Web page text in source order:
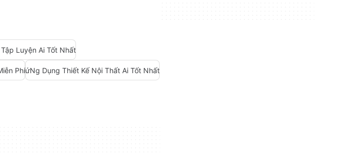
Luyện Ai Tốt Nhất
PhíứNg Dụng Thiết Kế Nội Thất Ai Tốt Nhất